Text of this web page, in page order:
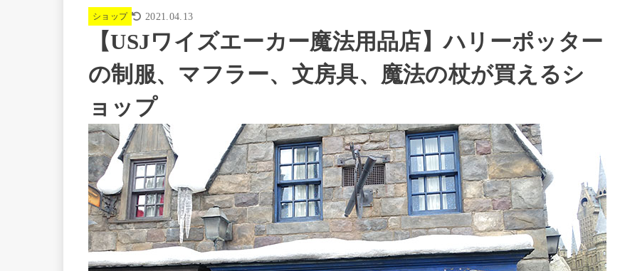
ショップ 2021.04.13
【USJワイズエーカー魔法用品店】ハリーポッター
の制服、マフラー、文房具、魔法の杖が買えるシ
ョップ